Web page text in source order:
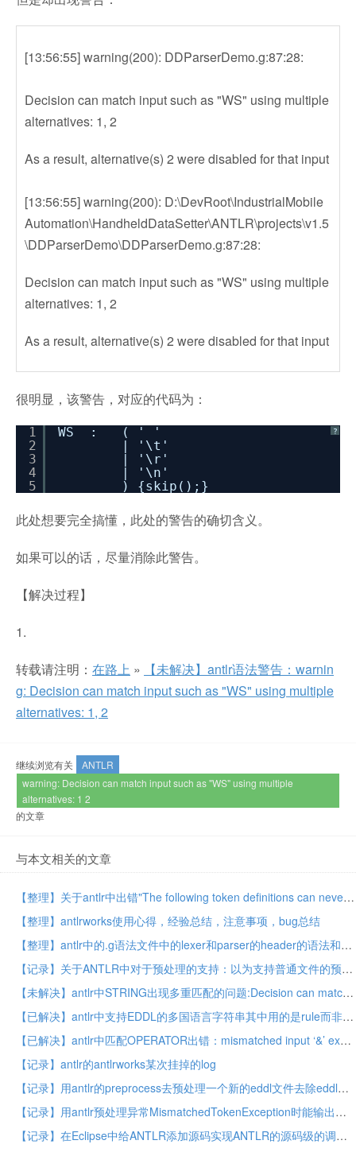
[13:56:55] warning(200): DDParserDemo.g:87:28:
Decision can match input such as "WS" using multiple
alternatives: 1, 2
As a result, alternative(s) 2 were disabled for that input
[13:56:55] warning(200): D:\DevRoot\IndustrialMobile
Automation\HandheldDataSetter\ANTLR\projects\v1.5
\DDParserDemo\DDParserDemo.g:87:28:
Decision can match input such as "WS" using multiple
alternatives: 1, 2
As a result, alternative(s) 2 were disabled for that input
很明显，该警告，对应的代码为：
?
1
2
3
4
5
WS : ( ' '
| '\t'
| '\r'
| '\n'
) {skip();}
此处想要完全搞懂，此处的警告的确切含义。
如果可以的话，尽量消除此警告。
【解决过程】
1.
转载请注明： 在路上 »
【未解决】antlr语法警告：warnin
g: Decision can match input such as "WS" using multiple
alternatives: 1, 2
继续浏览有关
ANTLR
warning: Decision can match input such as "WS" using multiple
alternatives: 1 2
的文章
与本文相关的文章
【整理】关于antlr中出错"The following token definitions can never be matched because prior tokens match the same input"的原因和解决思路
【整理】antlrworks使用心得，经验总结，注意事项，bug总结
【整理】antlr中的.g语法文件中的lexer和parser的header的语法和含义
【记录】关于ANTLR中对于预处理的支持：以为支持普通文件的预处理呢，但是实际上是ANTLR自身识别你写的语法文件的预处理
【未解决】antlr中STRING出现多重匹配的问题:Decision can match input such as "STRING" using multiple alternatives: 1, 2
【已解决】antlr中支持EDDL的多国语言字符串其中用的是rule而非token
【已解决】antlr中匹配OPERATOR出错：mismatched input ‘&’ expecting set null
【记录】antlr的antlrworks某次挂掉的log
【记录】用antlr的preprocess去预处理一个新的eddl文件去除eddl中不支持的元素对应的文件内容
【记录】用antlr预处理异常MismatchedTokenException时能输出更详细的信息
【记录】在Eclipse中给ANTLR添加源码实现ANTLR的源码级的调试